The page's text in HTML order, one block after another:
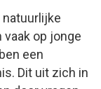
vaak op jonge
een
Dit uit zich in